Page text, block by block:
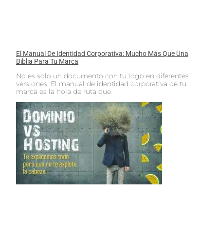
El Manual De Identidad Corporativa: Mucho Más Que Una
Biblia Para Tu Marca
No es solo un documento con tu logo en diferentes
versiones. El manual de identidad corporativa de tu
marca es la hoja de ruta que